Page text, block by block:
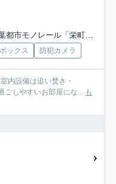
市モノレール「栄町」駅 徒歩12分
ックス 防犯カメラ
内設備は追い焚き・
ごしやすいお部屋にな... も